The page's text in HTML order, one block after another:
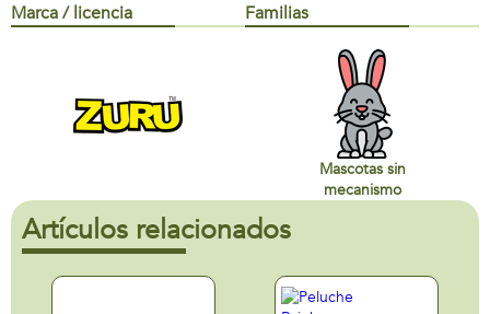
Marca / licencia Familias
Mascotas sin
mecanismo
Artículos relacionados